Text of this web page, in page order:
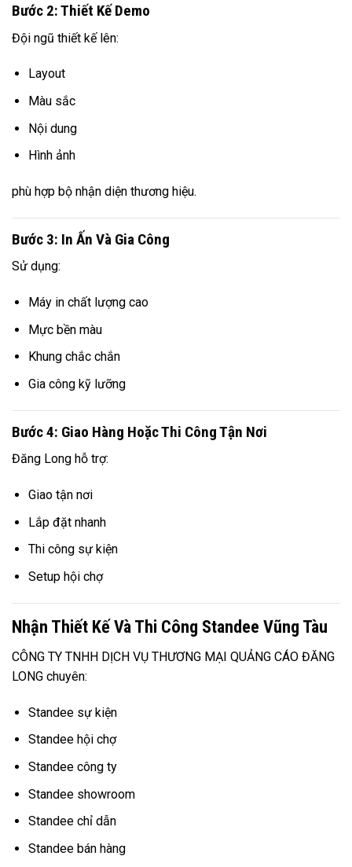
Bước 2: Thiết Kế Demo
Đội ngũ thiết kế lên:
Layout
Màu sắc
Nội dung
Hình ảnh
phù hợp bộ nhận diện thương hiệu.
Bước 3: In Ấn Và Gia Công
Sử dụng:
Máy in chất lượng cao
Mực bền màu
Khung chắc chắn
Gia công kỹ lưỡng
Bước 4: Giao Hàng Hoặc Thi Công Tận Nơi
Đăng Long hỗ trợ:
Giao tận nơi
Lắp đặt nhanh
Thi công sự kiện
Setup hội chợ
Nhận Thiết Kế Và Thi Công Standee Vũng Tàu
CÔNG TY TNHH DỊCH VỤ THƯƠNG MẠI QUẢNG CÁO ĐĂNG
LONG chuyên:
Standee sự kiện
Standee hội chợ
Standee công ty
Standee showroom
Standee chỉ dẫn
Standee bán hàng